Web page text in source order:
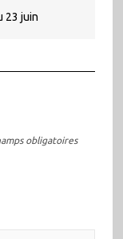
23 juin
obligatoires